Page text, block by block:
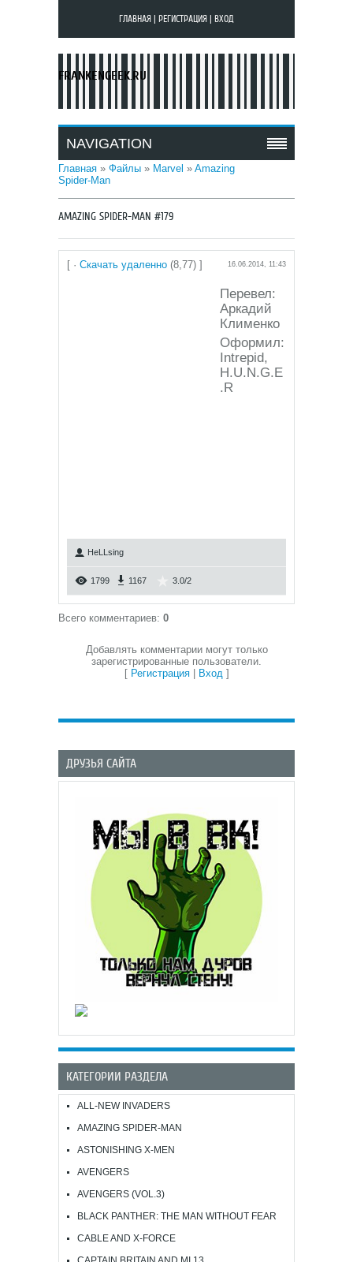
ГЛАВНАЯ РЕГИСТРАЦИЯ ВХОД
FRANKENGEEK.RU
NAVIGATION
Главная » Файлы » Marvel » Amazing
Spider-Man
AMAZING SPIDER-MAN #179
[ · Скачать удаленно (8,77) ] 16.06.2014, 11:43
Перевел:
Аркадий
Клименко
Оформил:
Intrepid,
H.U.N.G.E
.R
HeLLsing
1799 1167 3.0/2
Всего комментариев: 0
Добавлять комментарии могут только
зарегистрированные пользователи.
[ Регистрация| Вход]
ДРУЗЬЯ САЙТА
КАТЕГОРИИ РАЗДЕЛА
ALL-NEW INVADERS
AMAZING SPIDER-MAN
ASTONISHING X-MEN
AVENGERS
AVENGERS (VOL.3)
BLACK PANTHER: THE MAN WITHOUT FEAR
CABLE AND X-FORCE